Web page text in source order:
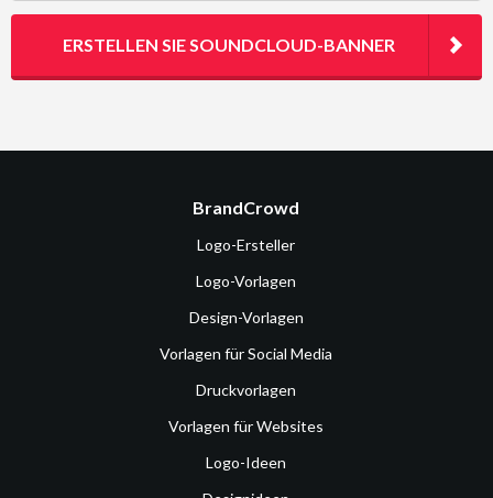
ERSTELLEN SIE SOUNDCLOUD-BANNER
BrandCrowd
Logo-Ersteller
Logo-Vorlagen
Design-Vorlagen
Vorlagen für Social Media
Druckvorlagen
Vorlagen für Websites
Logo-Ideen